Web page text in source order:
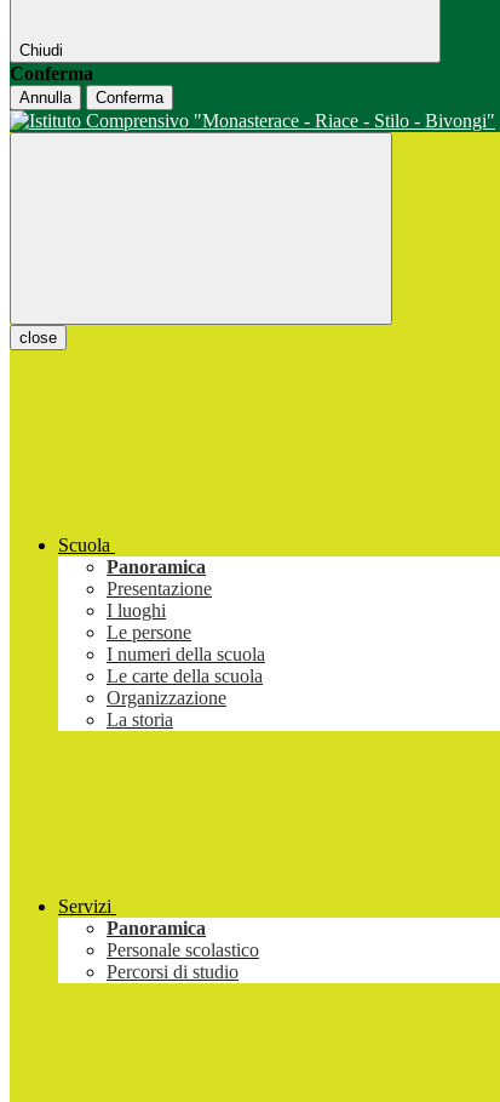
Chiudi
Conferma
Annulla Conferma
close
Scuola
Panoramica
Presentazione
I luoghi
Le persone
I numeri della scuola
Le carte della scuola
Organizzazione
La storia
Servizi
Panoramica
Personale scolastico
Percorsi di studio